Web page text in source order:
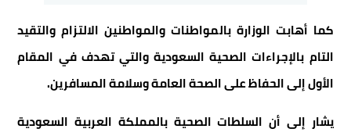
كما أهابت الوزارة بالمواطنات والمواطنين الالتزام والتقيد
التام بالإجراءات الصحية السعودية والتي تهدف في المقام
الأول إلى الحفاظ على الصحة العامة وسلامة المسافرين.
يشار إلى أن السلطات الصحية بالمملكة العربية السعودية